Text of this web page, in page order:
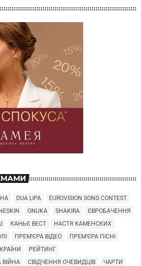
DUA LIPA
EUROVISION SONG CONTEST
ONUKA SHAKIRA
ЄВРОБАЧЕННЯ
КАНЬЄ ВЕСТ
НАСТЯ КАМЕНСКИХ
ПРЕМ'ЄРА ВІДЕО
ПРЕМ'ЄРА ПІСНІ
РЕЙТИНГ
ВІЙНА
СВІДЧЕННЯ ОЧЕВИДЦІВ
ЧАРТИ